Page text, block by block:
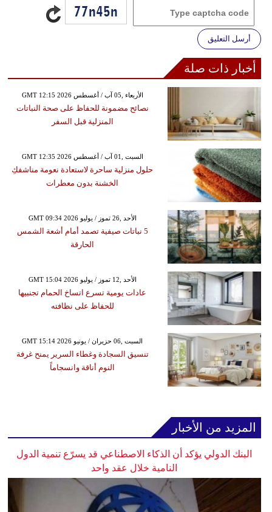
أرسل التعليق
أخبار ذات صلة
GMT 12:15 2026 الأربعاء ,05 آب / أغسطس
نصائح مضمونة للحفاظ على صحة النباتات
المنزلية قبل السفر
GMT 12:35 2026 السبت ,01 آب / أغسطس
حلول منزلية ساحرة لاستعادة نعومة مناشفكِ
الخشنة بدون معطرات
GMT 09:34 2026 الأحد ,26 تموز / يوليو
5 نباتات صيفية تصمد أمام أشعة الشمس
الحارقة
GMT 15:04 2026 الأحد ,12 تموز / يوليو
عادات يومية تسرع اتساخ الحمام تجنبيها
للحفاظ على نظافته
GMT 15:14 2026 السبت ,06 حزيران / يونيو
تنسيق السجادة وغطاء السرير يمنح غرفة
النوم أناقة وانسجاماً
المزيد من الأخبار
البنك الدولي يؤكد أن الذكاء الاصطناعي قد يسرّع تنمية الدول
النامية خلال عقد واحد